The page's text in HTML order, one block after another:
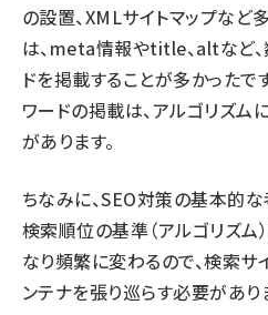
の設置、XMLサイトマップなど
は、meta情報やtitle、altなど
ドを掲載することが多かったで
ワードの掲載は、アルゴリズム
があります。
ちなみに、SEO対策の基本的な
検索順位の基準（アルゴリズム
なり頻繁に変わるので、検索
ンテナを張り巡らす必要があ